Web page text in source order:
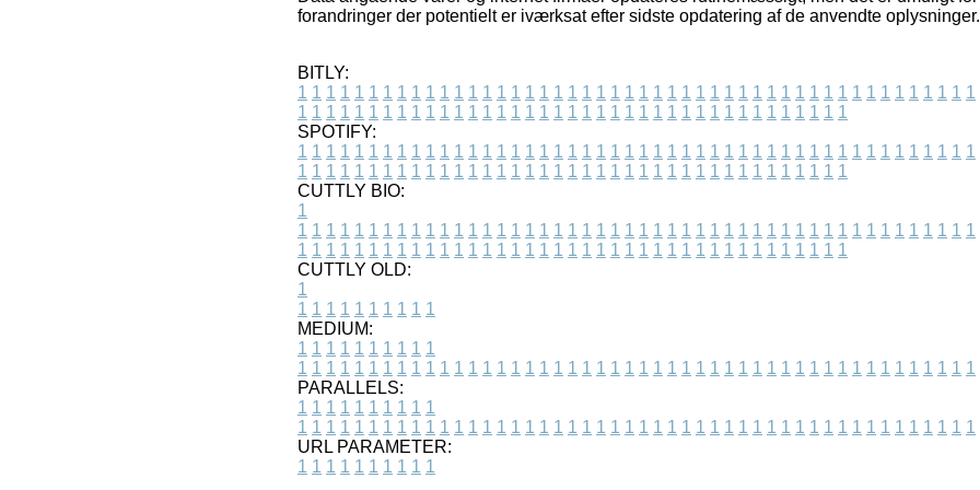
forandringer der potentielt er iværksat efter sidste opdatering af de anvendte oplysninger.
BITLY:
1 1 1 1 1 1 1 1 1 1 1 1 1 1 1 1 1 1 1 1 1 1 1 1 1 1 1 1 1 1 1 1 1 1 1 1 1 1 1 1 1 1 1 1 1 1 1 1
1 1 1 1 1 1 1 1 1 1 1 1 1 1 1 1 1 1 1 1 1 1 1 1 1 1 1 1 1 1 1 1 1 1 1 1 1 1 1
SPOTIFY:
1 1 1 1 1 1 1 1 1 1 1 1 1 1 1 1 1 1 1 1 1 1 1 1 1 1 1 1 1 1 1 1 1 1 1 1 1 1 1 1 1 1 1 1 1 1 1 1
1 1 1 1 1 1 1 1 1 1 1 1 1 1 1 1 1 1 1 1 1 1 1 1 1 1 1 1 1 1 1 1 1 1 1 1 1 1 1
CUTTLY BIO:
1
1 1 1 1 1 1 1 1 1 1 1 1 1 1 1 1 1 1 1 1 1 1 1 1 1 1 1 1 1 1 1 1 1 1 1 1 1 1 1 1 1 1 1 1 1 1 1 1
1 1 1 1 1 1 1 1 1 1 1 1 1 1 1 1 1 1 1 1 1 1 1 1 1 1 1 1 1 1 1 1 1 1 1 1 1 1 1
CUTTLY OLD:
1
1 1 1 1 1 1 1 1 1 1
MEDIUM:
1 1 1 1 1 1 1 1 1 1
1 1 1 1 1 1 1 1 1 1 1 1 1 1 1 1 1 1 1 1 1 1 1 1 1 1 1 1 1 1 1 1 1 1 1 1 1 1 1 1 1 1 1 1 1 1 1 1
PARALLELS:
1 1 1 1 1 1 1 1 1 1
1 1 1 1 1 1 1 1 1 1 1 1 1 1 1 1 1 1 1 1 1 1 1 1 1 1 1 1 1 1 1 1 1 1 1 1 1 1 1 1 1 1 1 1 1 1 1 1
URL PARAMETER:
1 1 1 1 1 1 1 1 1 1